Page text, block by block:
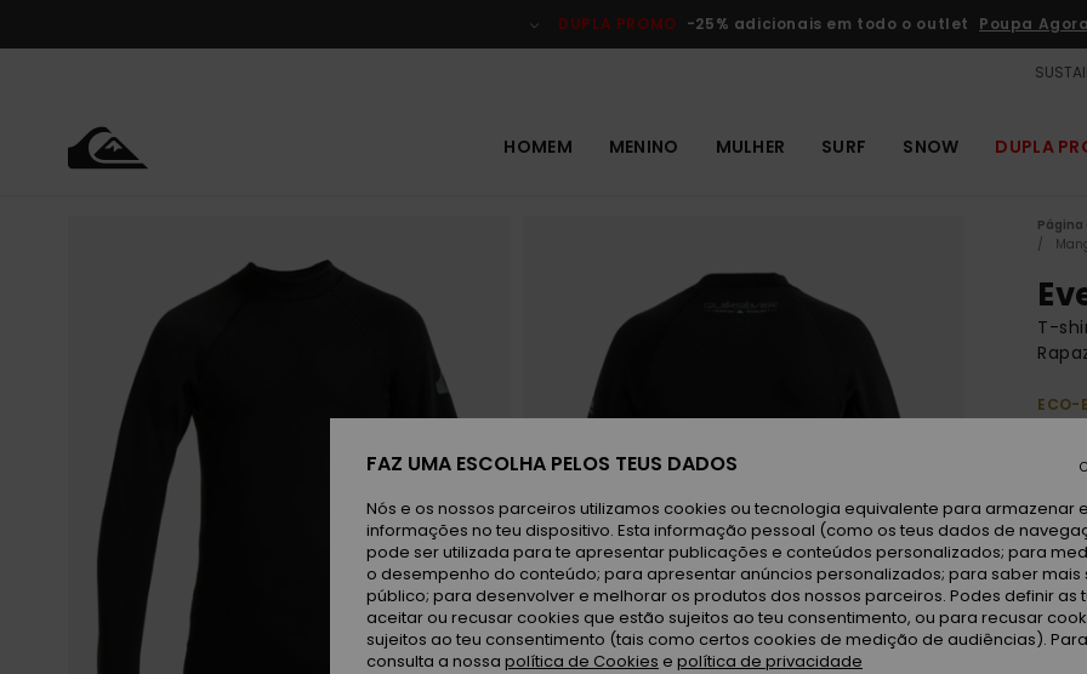
do
DUPLA PROMO -25% adicionais em todo o outlet Poupa Agora
HOMEM MENINO MULHER SURF SNOW DUPLA
Página
T-
ECO-
Cor
FAZ UMA ESCOLHA PELOS TEUS DADOS
Nós e os nossos parceiros utilizamos cookies ou tecnologia equivalente para armazenar
informações no teu dispositivo. Esta informação pessoal (como os teus dados de
pode ser utilizada para te apresentar publicações e conteúdos personalizados; para
o desempenho do conteúdo; para apresentar anúncios personalizados; para saber mais
público; para desenvolver e melhorar os produtos dos nossos parceiros. Podes definir as
aceitar ou recusar cookies que estão sujeitos ao teu consentimento, ou para recusar
sujeitos ao teu consentimento (tais como certos cookies de medição de audiências).
consulta a nossa política de Cookies e política de privacidade